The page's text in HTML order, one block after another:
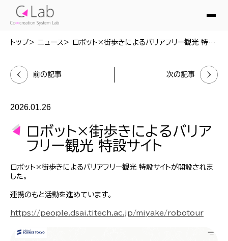
トップ ニュース ロボット×街歩きによるバリアフリー観光 特設サイト
前の記事 次の記事
2026.01.26
ロボット×街歩きによるバリア
フリー観光 特設サイト
ロボット×街歩きによるバリアフリー観光 特設サイトが開設されま
した。
連携のもと活動を進めています。
https://people.dsai.titech.ac.jp/miyake/robotour